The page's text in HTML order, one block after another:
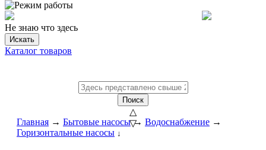
Не знаю что здесь
Искать
Каталог товаров
Поиск
△
▽
Главная → Бытовые насосы → Водоснабжение →
Горизонтальные насосы ↓